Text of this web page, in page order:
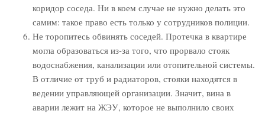
коридор соседа. Ни в коем случае не нужно делать это
самим: такое право есть только у сотрудников полиции.
Не торопитесь обвинять соседей. Протечка в квартире
могла образоваться из-за того, что прорвало стояк
водоснабжения, канализации или отопительной системы.
В отличие от труб и радиаторов, стояки находятся в
ведении управляющей организации. Значит, вина в
аварии лежит на ЖЭУ, которое не выполнило своих